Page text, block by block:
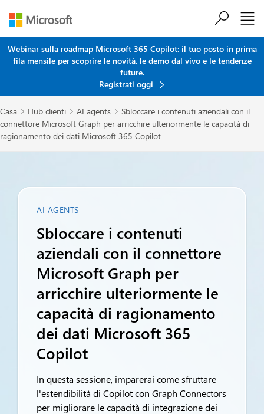
Webinar sulla roadmap Microsoft 365 Copilot: il tuo posto in prima
fila mensile per scoprire le novità, le demo dal vivo e le tendenze
future.
Registrati oggi
Casa  Hub clienti  AI agents  Sbloccare i contenuti aziendali con il
connettore Microsoft Graph per arricchire ulteriormente le capacità di
ragionamento dei dati Microsoft 365 Copilot
AI AGENTS
Sbloccare i contenuti
aziendali con il connettore
Microsoft Graph per
arricchire ulteriormente le
capacità di ragionamento
dei dati Microsoft 365
Copilot
In questa sessione, imparerai come sfruttare
l'estendibilità di Copilot con Graph Connectors
per migliorare le capacità di integrazione dei